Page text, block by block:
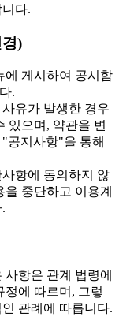
다.
)
게시하여 공시함
.
유가 발생한 경우
있으며, 약관을 변
공지사항"을 통해
항에 동의하지 않
중단하고 이용계
항은 관계 법령에
정에 따르며, 그렇
관례에 따릅니다.